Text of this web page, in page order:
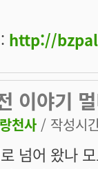
http://
이야기
천사 / 작성시
넘어 왔나